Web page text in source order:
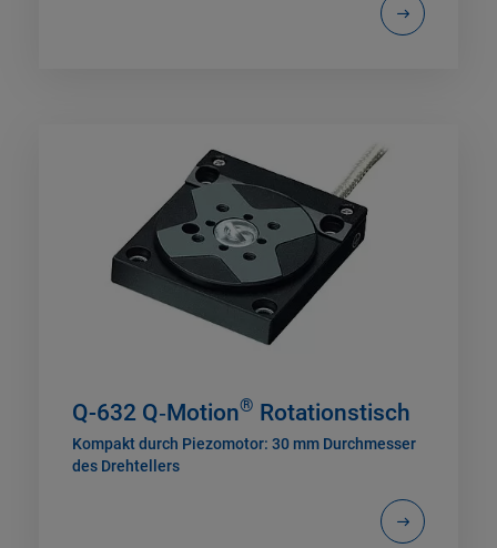
Q-632 Q‑Motion® Rotationstisch
Kompakt durch Piezomotor: 30 mm Durchmesser
des Drehtellers